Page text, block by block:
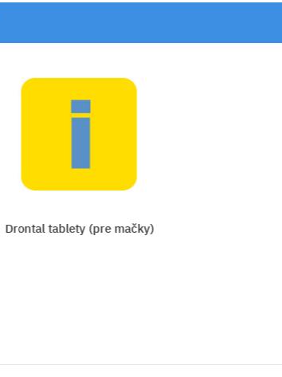
Drontal tablety (pre mačky)